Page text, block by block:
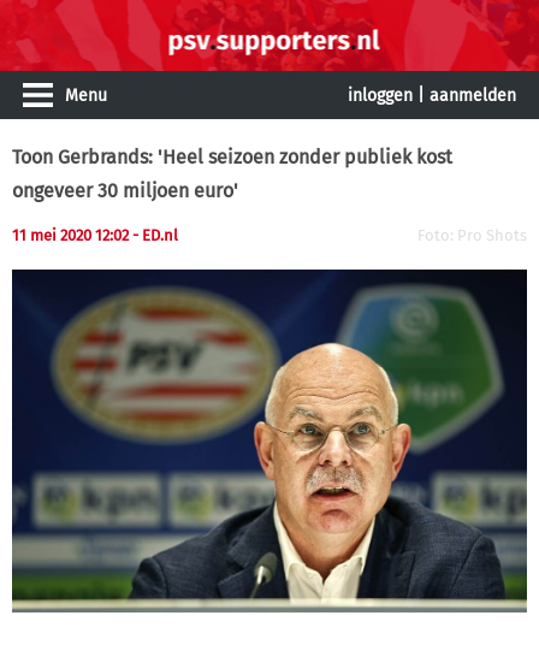
Menu inloggen aanmelden
Toon Gerbrands: 'Heel seizoen zonder publiek kost
ongeveer 30 miljoen euro'
11 mei 2020 12:02- ED.nl Foto: Pro Shots